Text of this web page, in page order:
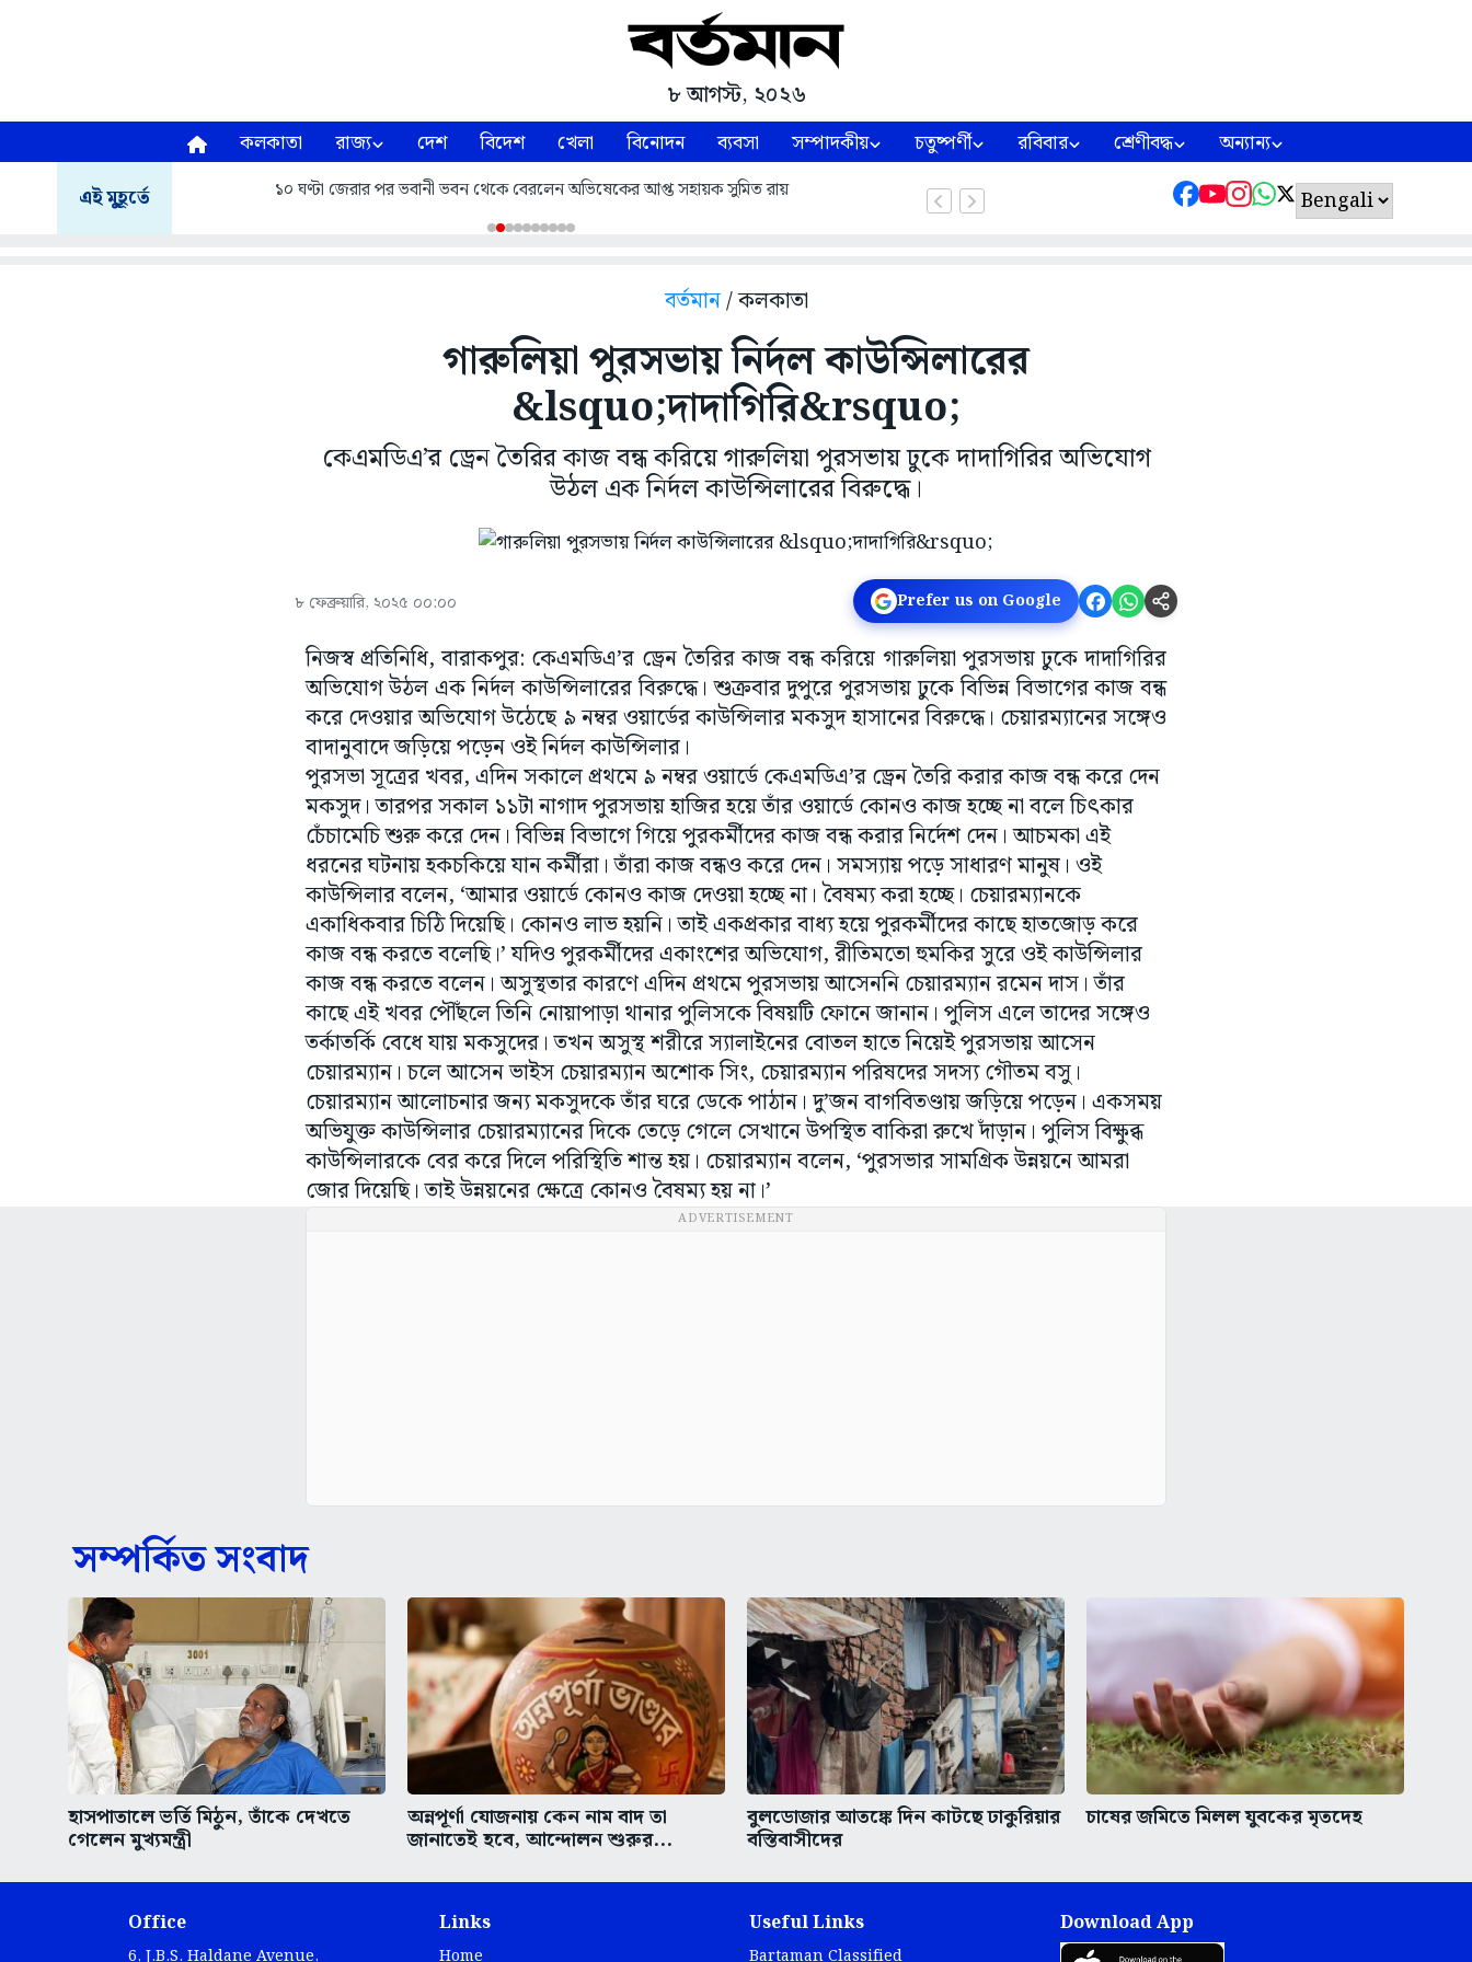
৮ আগস্ট, ২০২৬
কলকাতা রাজ্য দেশ বিদেশ খেলা বিনোদন ব্যবসা সম্পাদকীয় চতুষ্পর্ণী রবিবার শ্রেণীবদ্ধ অন্যান্য
এই মুহূর্তে ১০ ঘণ্টা জেরার পর ভবানী ভবন থেকে বেরলেন অভিষেকের আপ্ত সহায়ক সুমিত রায়
বর্তমান/ কলকাতা
গারুলিয়া পুরসভায় নির্দল কাউন্সিলারের
&lsquo;দাদাগিরি&rsquo;
কেএমডিএ’র ড্রেন তৈরির কাজ বন্ধ করিয়ে গারুলিয়া পুরসভায় ঢুকে দাদাগিরির অভিযোগ
উঠল এক নির্দল কাউন্সিলারের বিরুদ্ধে।
৮ ফেব্রুয়ারি, ২০২৫ ০০:০০ Prefer us on Google
নিজস্ব প্রতিনিধি, বারাকপুর: কেএমডিএ’র ড্রেন তৈরির কাজ বন্ধ করিয়ে গারুলিয়া পুরসভায় ঢুকে দাদাগিরির
অভিযোগ উঠল এক নির্দল কাউন্সিলারের বিরুদ্ধে। শুক্রবার দুপুরে পুরসভায় ঢুকে বিভিন্ন বিভাগের কাজ বন্ধ
করে দেওয়ার অভিযোগ উঠেছে ৯ নম্বর ওয়ার্ডের কাউন্সিলার মকসুদ হাসানের বিরুদ্ধে। চেয়ারম্যানের সঙ্গেও
বাদানুবাদে জড়িয়ে পড়েন ওই নির্দল কাউন্সিলার।
পুরসভা সূত্রের খবর, এদিন সকালে প্রথমে ৯ নম্বর ওয়ার্ডে কেএমডিএ’র ড্রেন তৈরি করার কাজ বন্ধ করে দেন
মকসুদ। তারপর সকাল ১১টা নাগাদ পুরসভায় হাজির হয়ে তাঁর ওয়ার্ডে কোনও কাজ হচ্ছে না বলে চিৎকার
চেঁচামেচি শুরু করে দেন। বিভিন্ন বিভাগে গিয়ে পুরকর্মীদের কাজ বন্ধ করার নির্দেশ দেন। আচমকা এই
ধরনের ঘটনায় হকচকিয়ে যান কর্মীরা। তাঁরা কাজ বন্ধও করে দেন। সমস্যায় পড়ে সাধারণ মানুষ। ওই
কাউন্সিলার বলেন, ‘আমার ওয়ার্ডে কোনও কাজ দেওয়া হচ্ছে না। বৈষম্য করা হচ্ছে। চেয়ারম্যানকে
একাধিকবার চিঠি দিয়েছি। কোনও লাভ হয়নি। তাই একপ্রকার বাধ্য হয়ে পুরকর্মীদের কাছে হাতজোড় করে
কাজ বন্ধ করতে বলেছি।’ যদিও পুরকর্মীদের একাংশের অভিযোগ, রীতিমতো হুমকির সুরে ওই কাউন্সিলার
কাজ বন্ধ করতে বলেন। অসুস্থতার কারণে এদিন প্রথমে পুরসভায় আসেননি চেয়ারম্যান রমেন দাস। তাঁর
কাছে এই খবর পৌঁছলে তিনি নোয়াপাড়া থানার পুলিসকে বিষয়টি ফোনে জানান। পুলিস এলে তাদের সঙ্গেও
তর্কাতর্কি বেধে যায় মকসুদের। তখন অসুস্থ শরীরে স্যালাইনের বোতল হাতে নিয়েই পুরসভায় আসেন
চেয়ারম্যান। চলে আসেন ভাইস চেয়ারম্যান অশোক সিং, চেয়ারম্যান পরিষদের সদস্য গৌতম বসু।
চেয়ারম্যান আলোচনার জন্য মকসুদকে তাঁর ঘরে ডেকে পাঠান। দু’জন বাগবিতণ্ডায় জড়িয়ে পড়েন। একসময়
অভিযুক্ত কাউন্সিলার চেয়ারম্যানের দিকে তেড়ে গেলে সেখানে উপস্থিত বাকিরা রুখে দাঁড়ান। পুলিস বিক্ষুব্ধ
কাউন্সিলারকে বের করে দিলে পরিস্থিতি শান্ত হয়। চেয়ারম্যান বলেন, ‘পুরসভার সামগ্রিক উন্নয়নে আমরা
জোর দিয়েছি। তাই উন্নয়নের ক্ষেত্রে কোনও বৈষম্য হয় না।’
ADVERTISEMENT
সম্পর্কিত সংবাদ
হাসপাতালে ভর্তি মিঠুন, তাঁকে দেখতে
গেলেন মুখ্যমন্ত্রী
অন্নপূর্ণা যোজনায় কেন নাম বাদ তা
জানাতেই হবে, আন্দোলন শুরুর...
বুলডোজার আতঙ্কে দিন কাটছে ঢাকুরিয়ার
বস্তিবাসীদের
চাষের জমিতে মিলল যুবকের মৃতদেহ
Office
6, J.B.S. Haldane Avenue,
Links
Home
Useful Links
Bartaman Classified
Download App